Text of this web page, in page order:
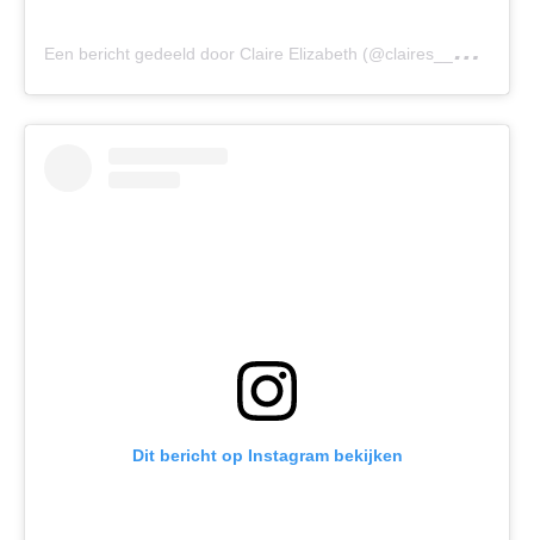
E
en bericht gedeeld door Claire Elizabeth (@claires__psoriasis)
Dit bericht op Instagram bekijken